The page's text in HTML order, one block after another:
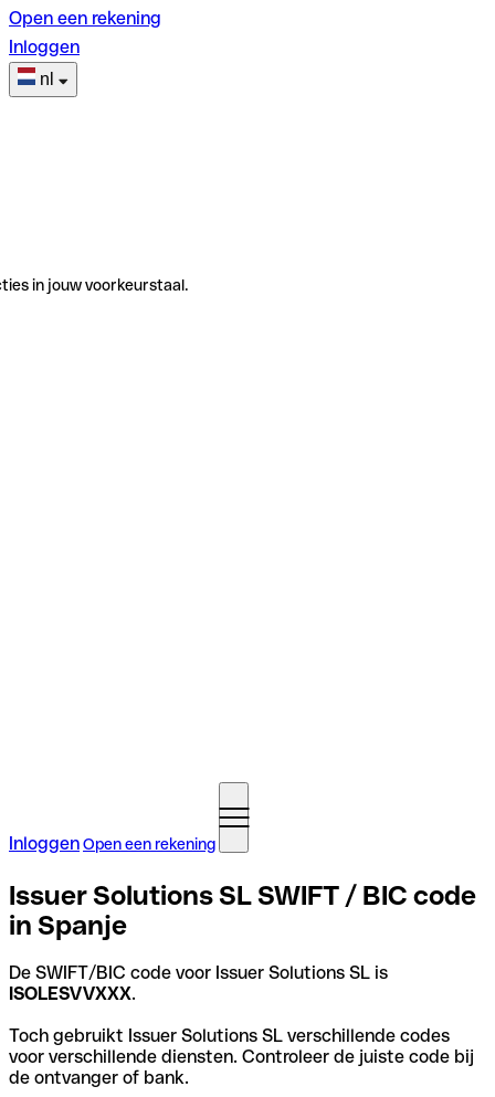
Open een rekening
Inloggen
nl
in jouw voorkeurstaal.
InloggenOpen een rekening
Issuer Solutions SL SWIFT / BIC code
in Spanje
De SWIFT/BIC code voor Issuer Solutions SL is
ISOLESVVXXX.
Toch gebruikt Issuer Solutions SL verschillende codes
voor verschillende diensten. Controleer de juiste code bij
de ontvanger of bank.